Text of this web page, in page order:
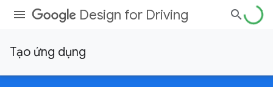
Design for Driving
Tạo ứng dụng